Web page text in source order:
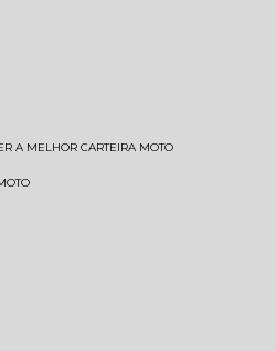
A MELHOR CARTEIRA MOTO